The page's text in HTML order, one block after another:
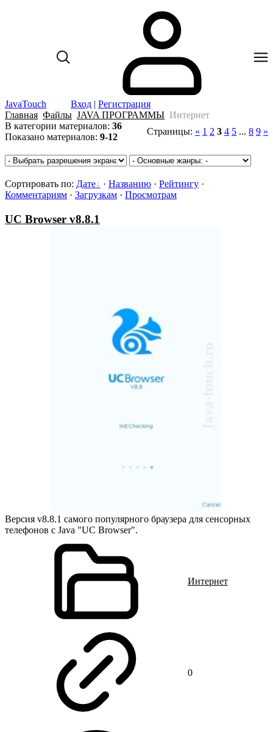
JavaTouch Вход | Регистрация
Главная Файлы JAVA ПРОГРАММЫ Интернет
В категории материалов: 36
Показано материалов: 9-12
Страницы: « 1 2 3 4 5 ... 8 9 »
Сортировать по: Дате · Названию · Рейтингу ·
Комментариям · Загрузкам · Просмотрам
UC Browser v8.8.1
Версия v8.8.1 самого популярного браузера для сенсорных
телефонов с Java "UC Browser".
Интернет
0